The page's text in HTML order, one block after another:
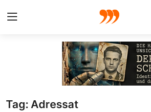
Tag: Adressat